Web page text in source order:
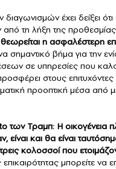
έχει δείξει
από τη λήξη της
η ασφαλέστερη
σημαντικό βήμα για την
σε υπηρεσίες που
στους
προοπτική μέσα από
των Τραμπ: Η οικογένεια
είναι και θα είναι
κολοσσοί που
μπορείτε να